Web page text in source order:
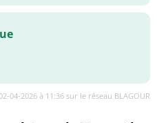
04-2026 à 11:36 sur le réseau BLAGOUR